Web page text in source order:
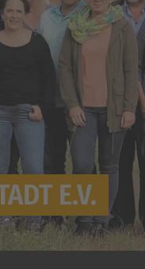
E.V.